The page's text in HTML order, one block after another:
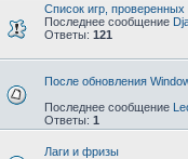
Список игр,
Последнее сообщение
Ответы: 121
После обновления
Последнее сообщение
Ответы: 1
Лаги и фризы